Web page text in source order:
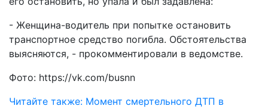
- Женщина-водитель при попытке остановить
транспортное средство погибла. Обстоятельства
выясняются, - прокомментировали в ведомстве.
Фото: https://vk.com/busnn
Читайте также: Момент смертельного ДТП в